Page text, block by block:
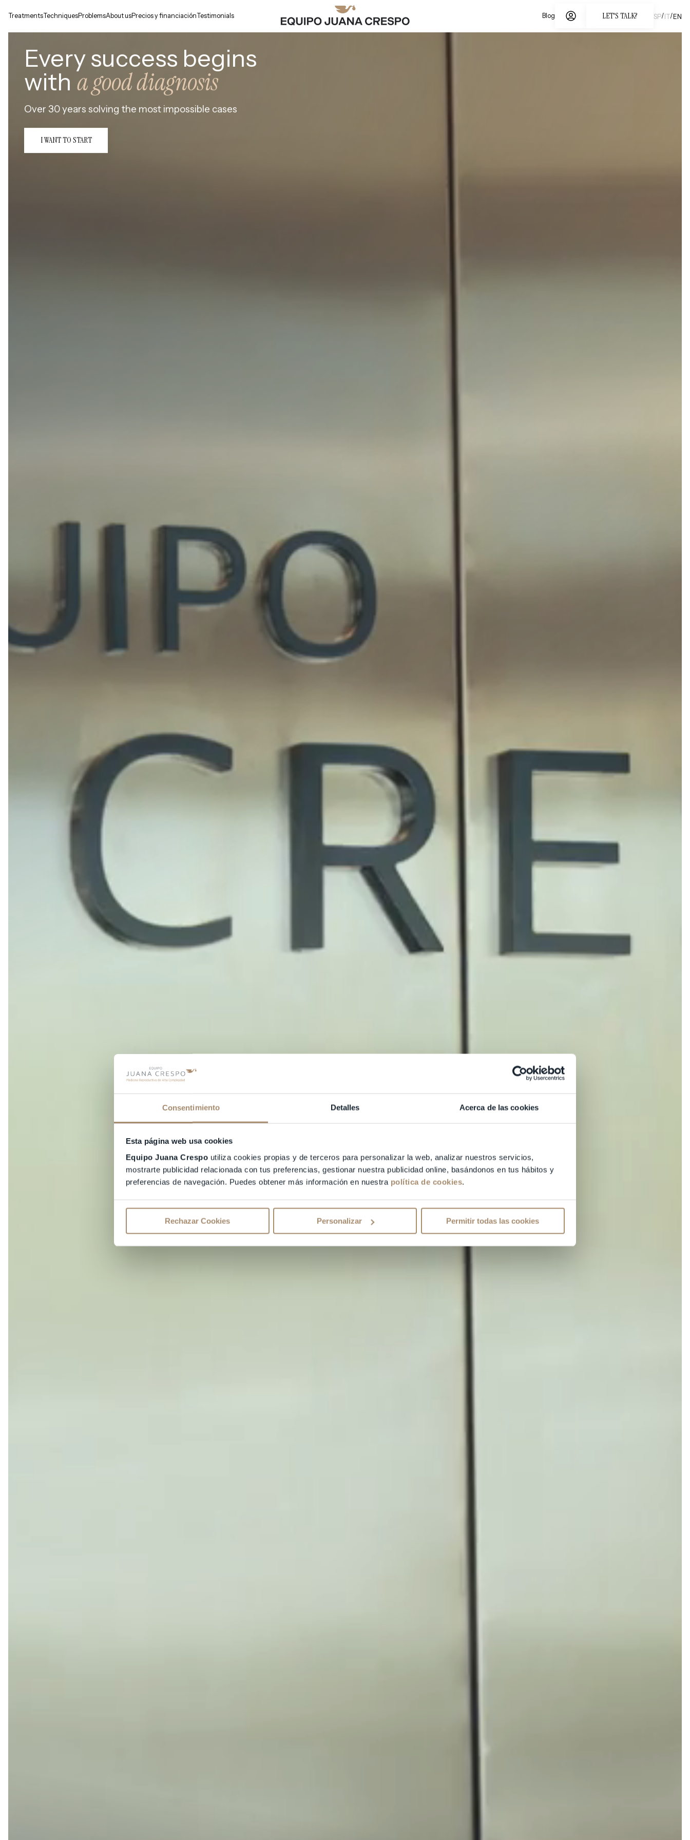
Consentimiento Detalles Acerca de las cookies
Esta página web usa cookies
Equipo Juana Crespo utiliza cookies propias y de terceros para personalizar la web, analizar nuestros servicios,
mostrarte publicidad relacionada con tus preferencias, gestionar nuestra publicidad online, basándonos en tus hábitos y
preferencias de navegación. Puedes obtener más información en nuestra política de cookies.
Rechazar Cookies Personalizar Permitir todas las cookies
TreatmentsTechniquesProblemsAbout usPrecios y financiaciónTestimonials Blog LET'S TALK? EN
/
IT
/
SP
Every success begins
with a good diagnosis
Over 30 years solving the most impossible cases
I WANT TO START